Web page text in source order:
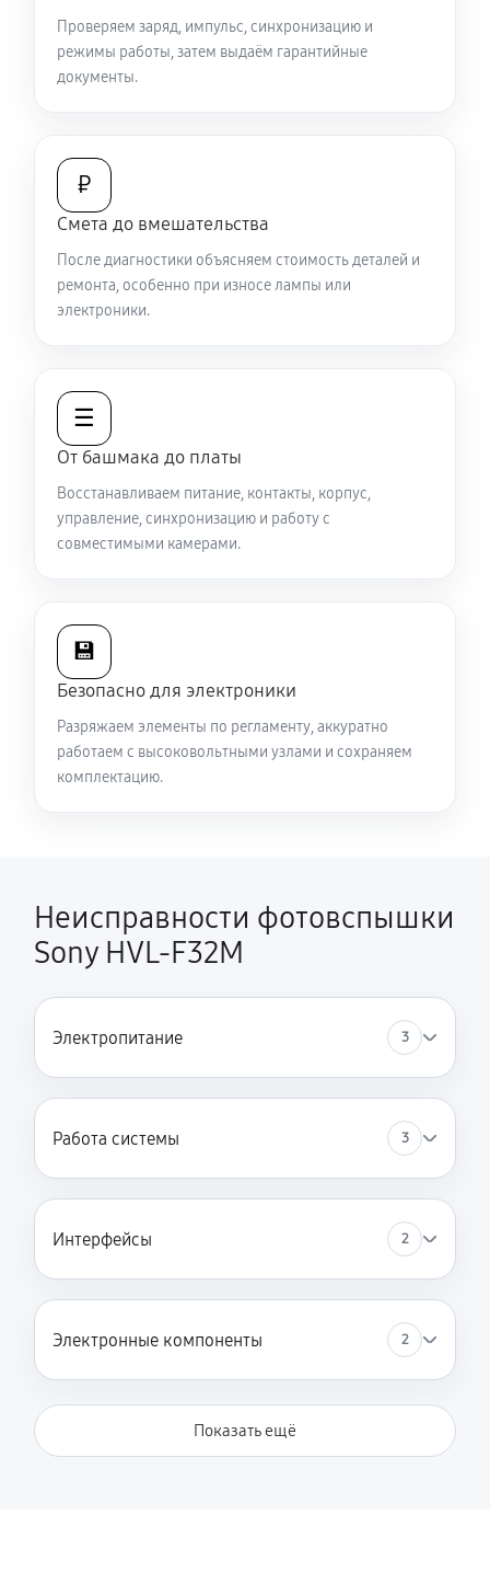
Проверяем заряд, импульс, синхронизацию и
режимы работы, затем выдаём гарантийные
документы.
₽
Смета до вмешательства
После диагностики объясняем стоимость деталей и
ремонта, особенно при износе лампы или
электроники.
☰
От башмака до платы
Восстанавливаем питание, контакты, корпус,
управление, синхронизацию и работу с
совместимыми камерами.
💾
Безопасно для электроники
Разряжаем элементы по регламенту, аккуратно
работаем с высоковольтными узлами и сохраняем
комплектацию.
Неисправности фотовспышки
Sony HVL-F32M
Электропитание 3
Работа системы 3
Интерфейсы 2
Электронные компоненты 2
Показать ещё